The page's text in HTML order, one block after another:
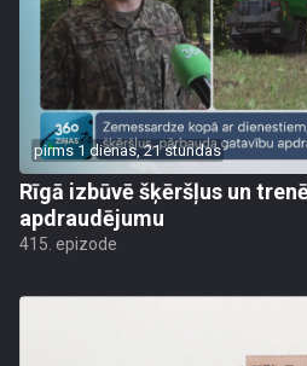
pirms 1 dienas, 21 stundas
Rīgā izbūvē šķēršļus un
apdraudējumu
415. epizode